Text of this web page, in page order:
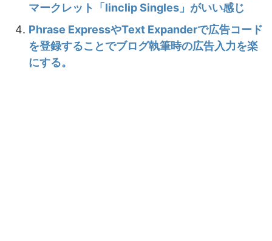
マークレット「linclip Singles」がいい感じ
Phrase ExpressやText Expanderで広告コード
を登録することでブログ執筆時の広告入力を楽
にする。